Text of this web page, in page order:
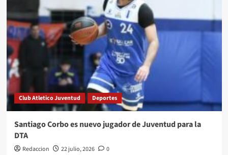
Club Atletico Juventud Deportes
Santiago Corbo es nuevo jugador de Juventud para la
DTA
Redaccion 22 julio, 2026 0